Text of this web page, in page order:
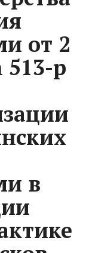
от 2
513-р
в